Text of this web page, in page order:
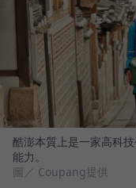
酷澎本質上是一家高科
能力。
圖／ Coupang提供